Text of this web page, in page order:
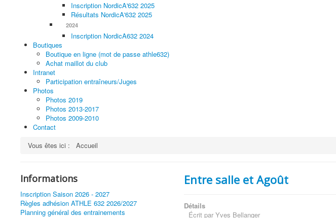
Inscription NordicA'632 2025
Résultats NordicA'632 2025
2024
Inscription NordicA632 2024
Boutiques
Boutique en ligne (mot de passe athle632)
Achat maillot du club
Intranet
Participation entraîneurs/Juges
Photos
Photos 2019
Photos 2013-2017
Photos 2009-2010
Contact
Vous êtes ici :
Accueil
Informations
Inscription Saison 2026 - 2027
Règles adhésion ATHLE 632 2026/2027
Planning général des entrainements
Entre salle et Agoût
Détails
Écrit par Yves Bellanger